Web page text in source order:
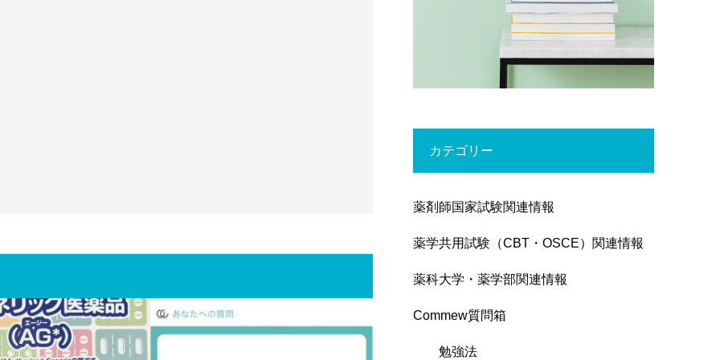
カテゴリー
薬剤師国家試験関連情報
薬学共用試験（CBT・OSCE）関連情報
薬科大学・薬学部関連情報
Commew質問箱
勉強法